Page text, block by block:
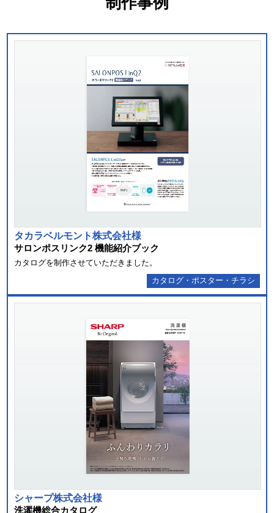
タカラベルモント株式会社様
サロンポスリンク2 機能紹介ブック
カタログを制作させていただきました。
カタログ・ポスター・チラシ
シャープ株式会社様
洗濯機総合カタログ